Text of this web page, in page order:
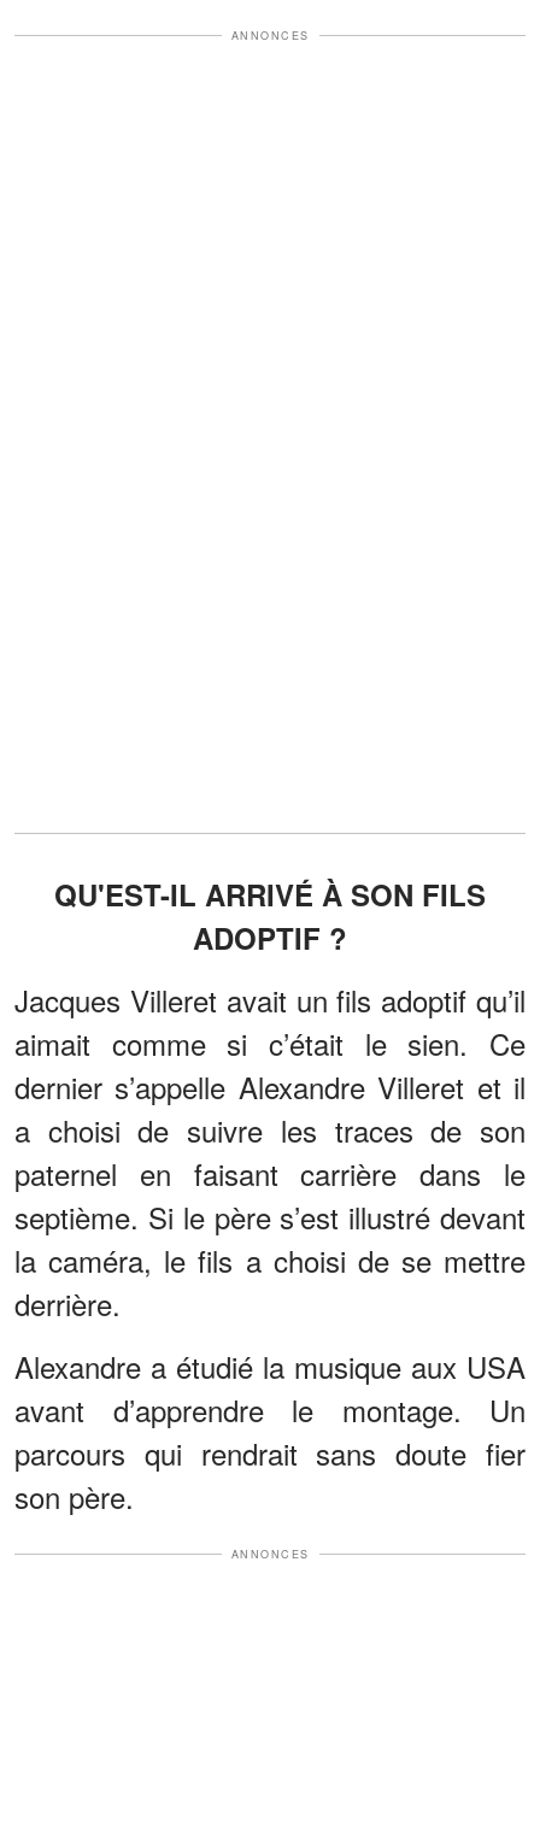
ANNONCES
QU'EST-IL ARRIVÉ À SON FILS
ADOPTIF ?
Jacques Villeret avait un fils adoptif qu’il
aimait comme si c’était le sien. Ce
dernier s’appelle Alexandre Villeret et il
a choisi de suivre les traces de son
paternel en faisant carrière dans le
septième. Si le père s’est illustré devant
la caméra, le fils a choisi de se mettre
derrière.
Alexandre a étudié la musique aux USA
avant d’apprendre le montage. Un
parcours qui rendrait sans doute fier
son père.
ANNONCES